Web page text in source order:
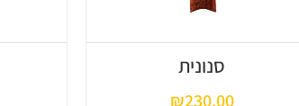
סנונית
₪230.00